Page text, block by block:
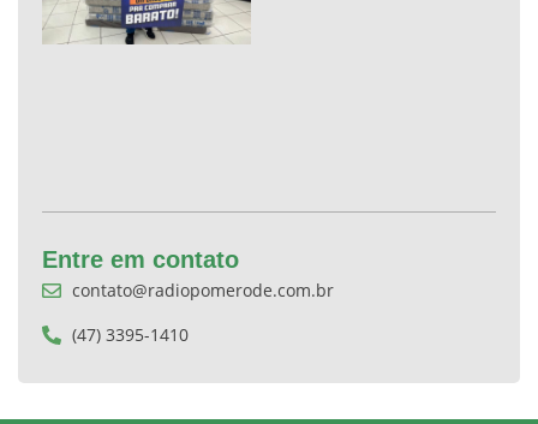
Entre em contato
contato@radiopomerode.com.br
(47) 3395-1410